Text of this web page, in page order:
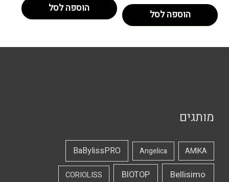
הוספה לסל
הוספה לסל
מותגים
AMIKA
Angelica
BaBylissPRO
Bellisimo
BIOTOP
CORIOLISS